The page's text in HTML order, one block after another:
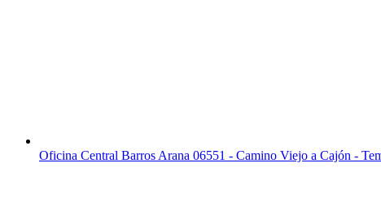
Oficina Central Barros Arana 06551 - Camino Viejo a Cajón -